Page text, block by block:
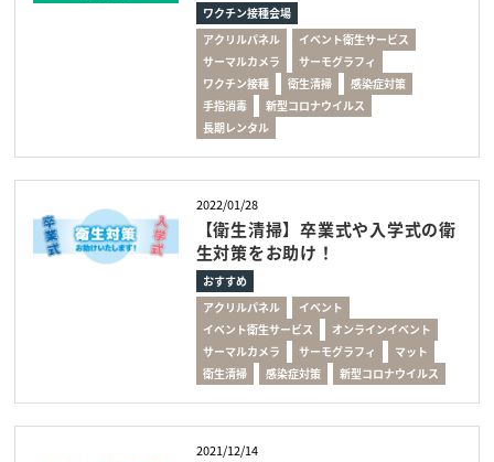
ワクチン接種会場
アクリルパネル
イベント衛生サービス
サーマルカメラ
サーモグラフィ
ワクチン接種
衛生清掃
感染症対策
手指消毒
新型コロナウイルス
長期レンタル
2022/01/28
【衛生清掃】卒業式や入学式の衛
生対策をお助け！
おすすめ
アクリルパネル
イベント
イベント衛生サービス
オンラインイベント
サーマルカメラ
サーモグラフィ
マット
衛生清掃
感染症対策 新型コロナウイルス
2021/12/14